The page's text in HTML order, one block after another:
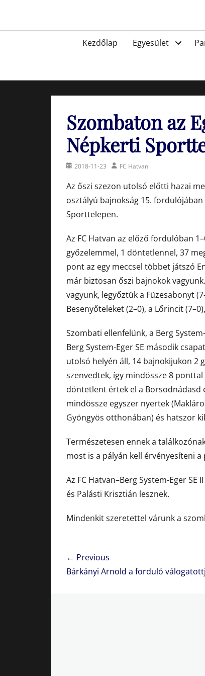
PrimaryKezdőlap Egyesület
Szombaton az
Népkerti
Posted2018-11-23 AuthorFC Hatvan
Az őszi szezon utolsó előtti hazai
osztályú bajnokság 15.
Sporttelepen.
Az FC Hatvan az előző fordulóban
győzelemmel, 1 döntetlennel, 37
pont az egy meccsel többet játszó
már biztosan őszi bajnokok
vagyunk, legyőztük a Füzesabonyt
Besenyőteleket (2–0), a Lőrincit
Szombati ellenfelünk, a Berg
Berg System-Eger SE második
utolsó helyén áll, 14 bajnokijukon 2
szenvedtek, így mindössze 8
döntetlent értek el a Borsodnádasd
mindössze egyszer nyertek
Gyöngyös otthonában) és hatszor
Természetesen ennek a
most is a pályán kell érvényesíteni
Az FC Hatvan–Berg System-Eger
és Palásti Krisztián lesznek.
Mindenkit szeretettel várunk a
Bejegyzés
navigáció
← Previous
Previous
Bárkányi Arnold a forduló